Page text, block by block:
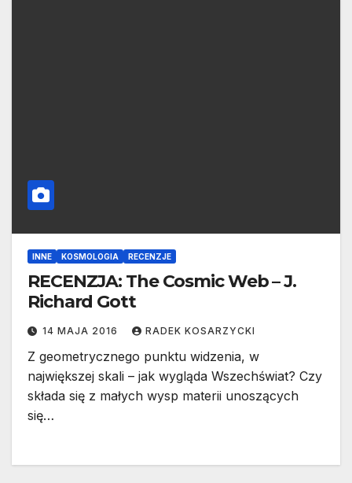
INNE KOSMOLOGIA RECENZJE
RECENZJA: The Cosmic Web – J.
Richard Gott
14 MAJA 2016 RADEK KOSARZYCKI
Z geometrycznego punktu widzenia, w
największej skali – jak wygląda Wszechświat? Czy
składa się z małych wysp materii unoszących
się…